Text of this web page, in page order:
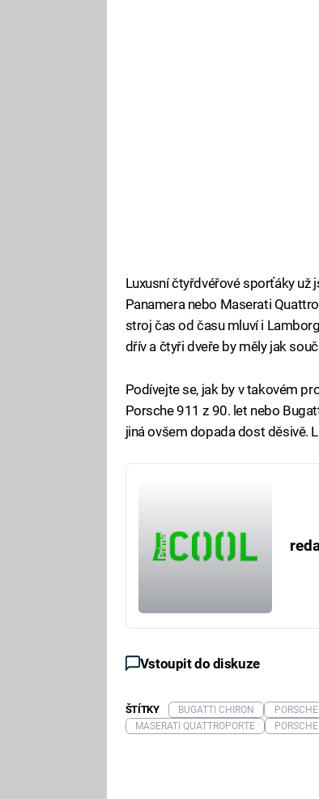
Luxusní čtyřdvéřové sporťáky už
Panamera nebo Maserati
stroj čas od času mluví i
dřív a čtyři dveře by měly jak
Podívejte se, jak by v takovém
Porsche 911 z 90. let nebo
jiná ovšem dopada dost děsivě.
Vstoupit do diskuze
ŠTÍTKY BUGATTI CHIRON
MASERATI QUATTROPORTE